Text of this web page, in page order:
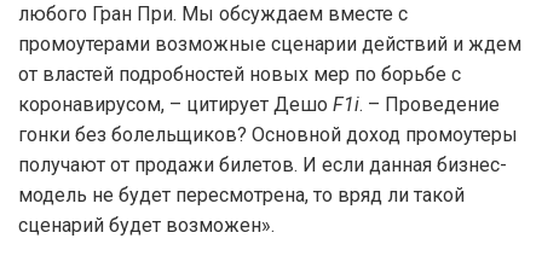
любого Гран При. Мы обсуждаем вместе с
промоутерами возможные сценарии действий и ждем
от властей подробностей новых мер по борьбе с
коронавирусом, – цитирует Дешо F1i. – Проведение
гонки без болельщиков? Основной доход промоутеры
получают от продажи билетов. И если данная бизнес-
модель не будет пересмотрена, то вряд ли такой
сценарий будет возможен».